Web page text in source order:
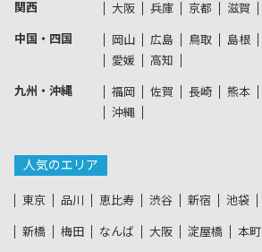
関西 大阪 兵庫 京都 滋賀
中国・四国 岡山 広島 鳥取 島根
愛媛
高知
九州・沖縄 福岡 佐賀 長崎 熊本
沖縄
人気のエリア
東京 品川 恵比寿 渋谷 新宿 池袋
新橋 梅田 なんば 大阪 淀屋橋 本町